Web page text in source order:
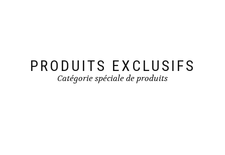
PRODUITS EXCLUSIFS
Catégorie spéciale de produits